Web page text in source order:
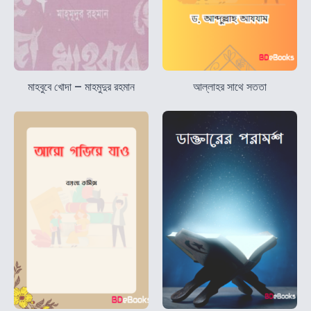
মাহবুবে খোদা – মাহমুদুর রহমান আল্লাহর সাথে সততা